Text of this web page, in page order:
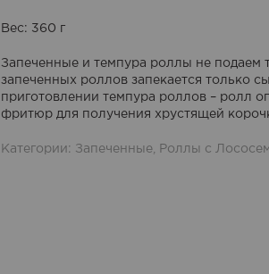
Вес: 360 г
Запеченные и темпура роллы не подаем
запеченных роллов запекается только
приготовлении темпура роллов – ролл
фритюр для получения хрустящей
Категории: Запеченные Роллы с